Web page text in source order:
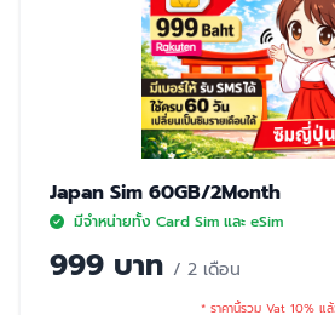
Japan Sim 60GB/2Month
มีจำหน่ายทั้ง Card Sim และ eSim
999 บาท / 2 เดือน
* ราคานี้รวม Vat 10% แ